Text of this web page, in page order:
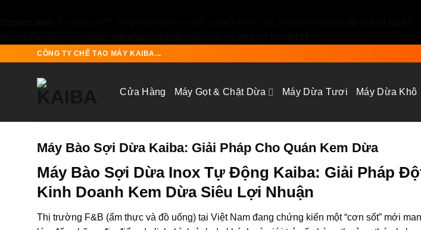
CÔNG TY CHẾ TẠO MÁY KAIBA...
Cửa Hàng Máy Gọt & Chặt Dừa Máy Dừa Tươi Máy Dừa Khô
Máy Bào Sợi Dừa Kaiba: Giải Pháp Cho Quán Kem Dừa
Máy Bào Sợi Dừa Inox Tự Động Kaiba: Giải Pháp
Kinh Doanh Kem Dừa Siêu Lợi Nhuận
Thị trường F&B (ẩm thực và đồ uống) tại Việt Nam đang chứng kiến một “cơn sốt” mới